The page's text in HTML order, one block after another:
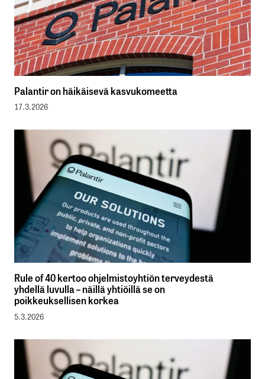
Palantir on häikäisevä kasvukomeetta
17.3.2026
Rule of 40 kertoo ohjelmistoyhtiön terveydestä
yhdellä luvulla – näillä yhtiöillä se on
poikkeuksellisen korkea
5.3.2026